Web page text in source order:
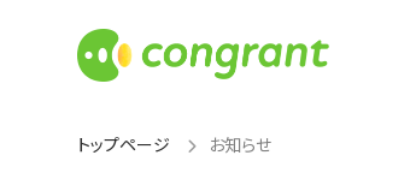
トップページ お知らせ